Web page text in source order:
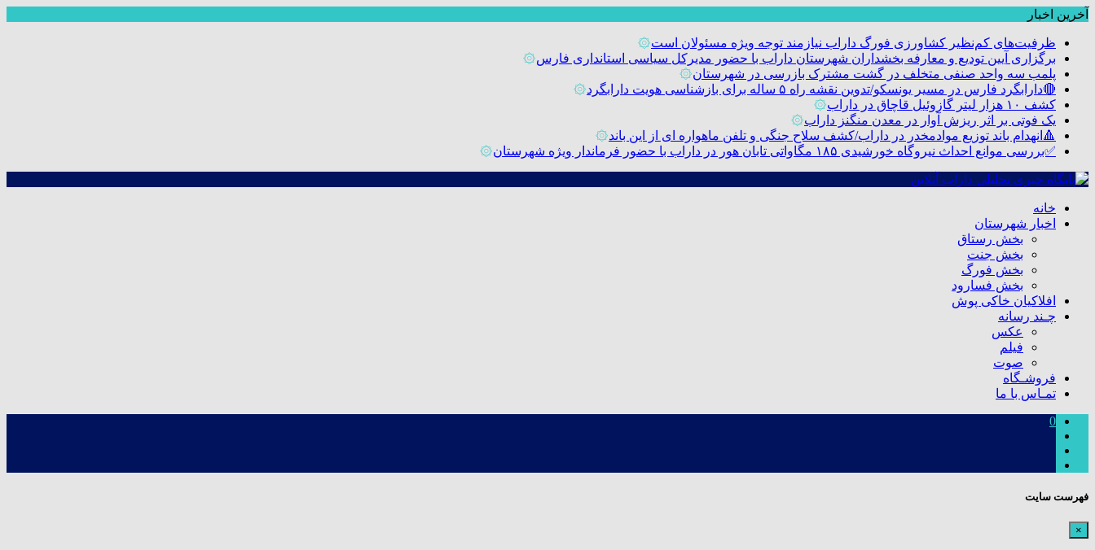
آخرین اخبار
ظرفیت‌های کم‌نظیر کشاورزی فورگ داراب نیازمند توجه ویژه مسئولان است۞
برگزاری آیین تودیع و معارفه بخشداران شهرستان داراب با حضور مدیرکل سیاسی استانداری فارس۞
پلمب سه واحد صنفی متخلف در گشت مشترک بازرسی در شهرستان۞
🔴دارابگرد فارس در مسیر یونسکو/تدوین نقشه راه ۵ ساله برای بازشناسی هویت دارابگرد
۞
کشف ۱۰ هزار لیتر گازوئیل قاچاق در داراب
۞
یک فوتی بر اثر ریزش آوار در معدن منگنز داراب۞
🔺انهدام باند توزیع موادمخدر در داراب/کشف سلاح جنگی و تلفن ماهواره ای از این باند۞
✅بررسی موانع احداث نیروگاه خورشیدی ۱۸۵ مگاواتی تابان هور در داراب با حضور فرماندار ویژه شهرستان
۞
خانه
اخبار شهرستان
بخش رستاق
بخش جنت
بخش فورگ
بخش فسارود
افلاکیان خاکی پوش
چـند رسانه
عکس
فیلم
صوت
فروشـگاه
تمـاس با ما
0
فهرست سایت
×